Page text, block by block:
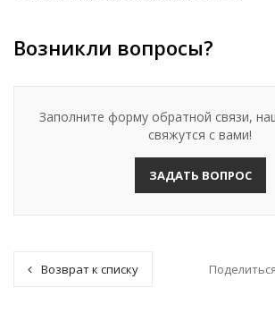
Возникли вопросы?
Заполните форму обратной связи,
свяжутся с вами!
ЗАДАТЬ ВОПРОС
Возврат к списку